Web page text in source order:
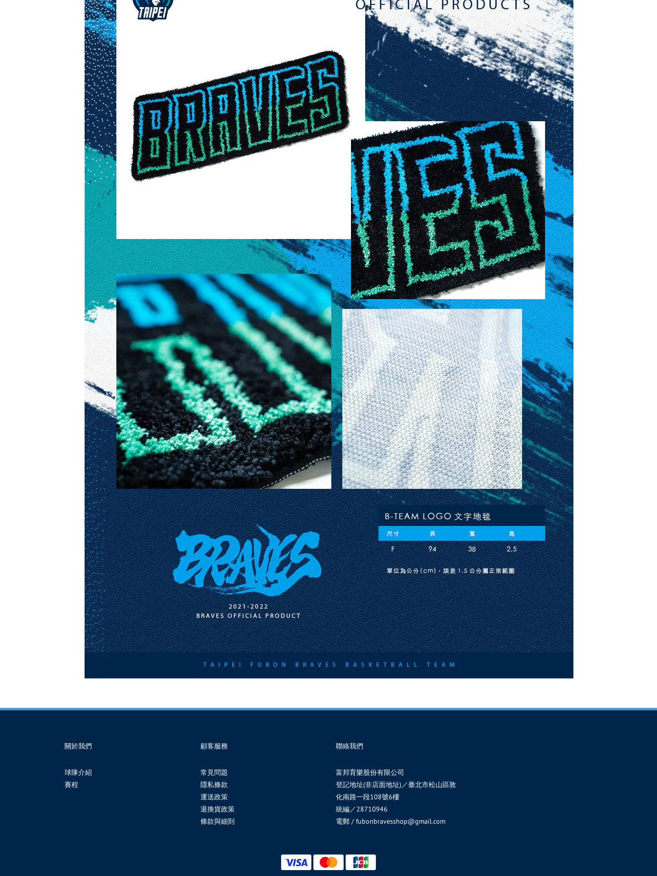
關於我們
球隊介紹
賽程
顧客服務
常見問題
隱私條款
運送政策
退換貨政策
條款與細則
聯絡我們
富邦育樂股份有限公司
登記地址(非店面地址)／臺北市松山區敦
化南路一段108號6樓
統編／28710946
電郵 / fubonbravesshop@gmail.com